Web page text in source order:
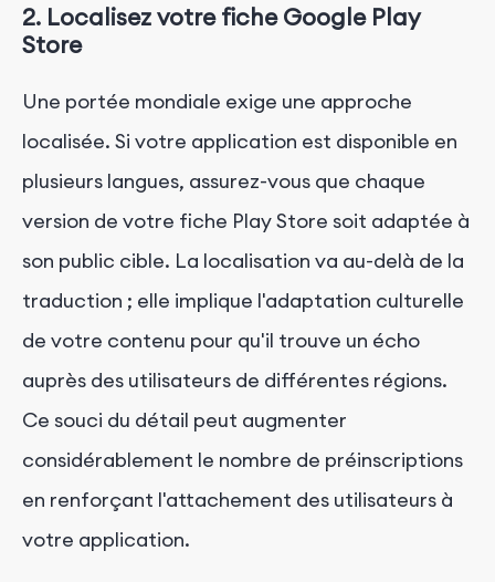
2. Localisez votre fiche Google Play
Store
Une portée mondiale exige une approche
localisée. Si votre application est disponible en
plusieurs langues, assurez-vous que chaque
version de votre fiche Play Store soit adaptée à
son public cible. La localisation va au-delà de la
traduction ; elle implique l'adaptation culturelle
de votre contenu pour qu'il trouve un écho
auprès des utilisateurs de différentes régions.
Ce souci du détail peut augmenter
considérablement le nombre de préinscriptions
en renforçant l'attachement des utilisateurs à
votre application.